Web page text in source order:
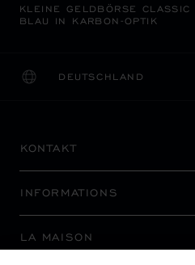
KLEINE GELDBÖRSE
BLAU IN KARBON-OPTIK
DEUTSCHLAND
LOKALISIERUNG
LAND ÄNDERN
KONTAKT
INFORMATIONS
LA MAISON